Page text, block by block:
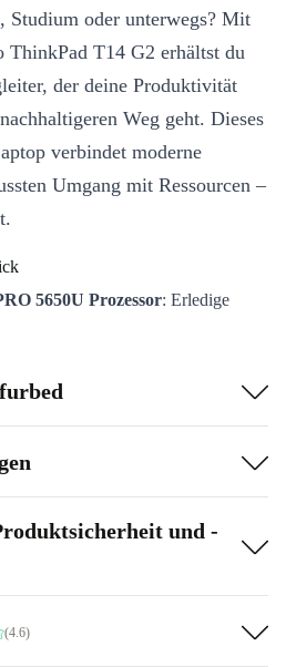
oder unterwegs? Mit
ThinkPad T14 G2 erhältst du
der deine Produktivität
Weg geht. Dieses
verbindet moderne
Umgang mit Ressourcen –
5650U Prozessor: Erledige
dank 6 Kernen und starker
brillante Farben, gestochen
Bildschirmgröße für mobiles
das besser als gebraucht ist – für
flexibel.
und -
(4.6)